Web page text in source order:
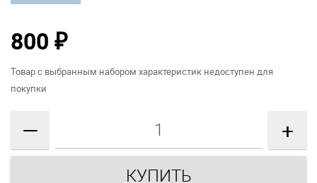
800 ₽
Товар с выбранным набором характеристик недоступен для
покупки
— +